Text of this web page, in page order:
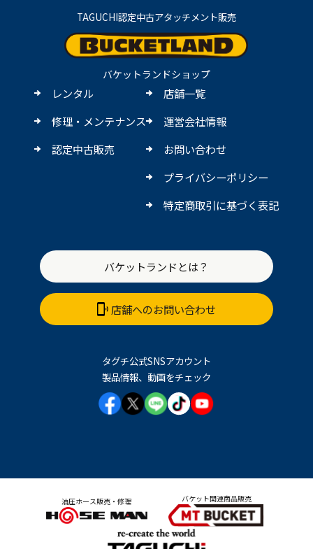
TAGUCHI認定中古アタッチメント販売
バケットランドショップ
レンタル
修理・メンテナンス
認定中古販売
店舗一覧
運営会社情報
お問い合わせ
プライバシーポリシー
特定商取引に基づく表記
バケットランドとは？
店舗へのお問い合わせ
タグチ公式SNSアカウント
製品情報、動画をチェック
油圧ホース販売・修理 バケット関連商品販売